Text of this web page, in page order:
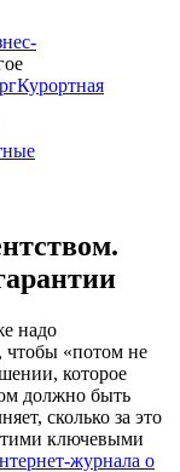
Курортная
надо
чтобы «потом не
которое
должно быть
сколько за это
ключевыми
журнала о